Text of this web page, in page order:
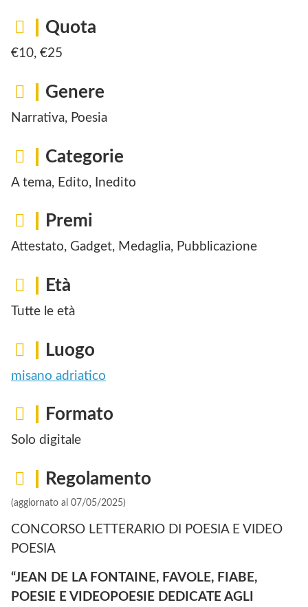
Quota
€10, €25
Genere
Narrativa, Poesia
Categorie
A tema, Edito, Inedito
Premi
Attestato, Gadget, Medaglia, Pubblicazione
Età
Tutte le età
Luogo
misano adriatico
Formato
Solo digitale
Regolamento
(aggiornato al 07/05/2025)
CONCORSO LETTERARIO DI POESIA E VIDEO
POESIA
“JEAN DE LA FONTAINE, FAVOLE, FIABE,
POESIE E VIDEOPOESIE DEDICATE AGLI